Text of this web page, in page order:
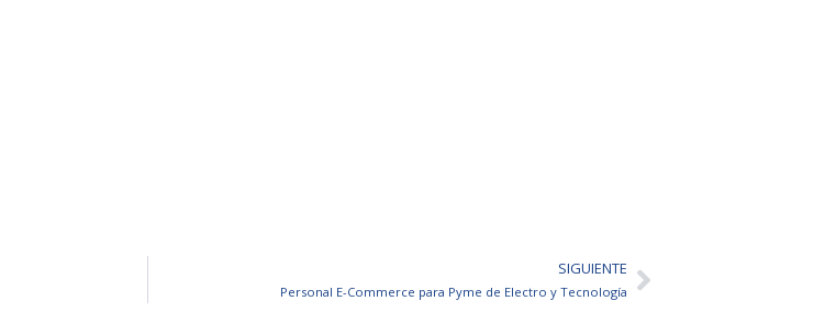
SIGUIENTE
Personal E-Commerce para Pyme de Electro y TecnologíaSiguiente